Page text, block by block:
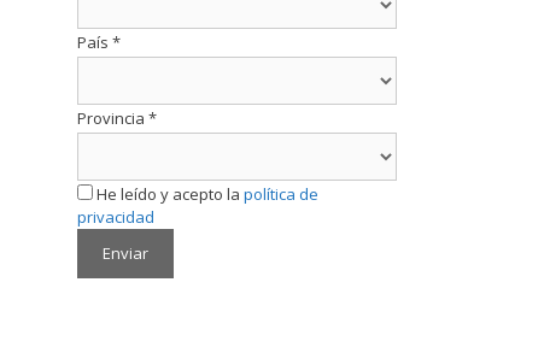
País *
Provincia *
He leído y acepto la política de
privacidad